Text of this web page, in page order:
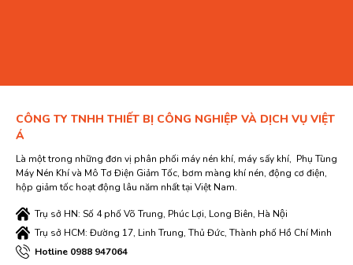
CÔNG TY TNHH THIẾT BỊ CÔNG NGHIỆP VÀ DỊCH VỤ VIỆT
Á
Là một trong những đơn vị phân phối máy nén khí, máy sấy khí, Phụ Tùng
Máy Nén Khí và Mô Tơ Điện Giảm Tốc, bơm màng khí nén, động cơ điện,
hộp giảm tốc hoạt động lâu năm nhất tại Việt Nam.
Trụ sở HN: Số 4 phố Võ Trung, Phúc Lợi, Long Biên, Hà Nội
Trụ sở HCM: Đường 17, Linh Trung, Thủ Đức, Thành phố Hồ Chí Minh
Hotline 0988 947064